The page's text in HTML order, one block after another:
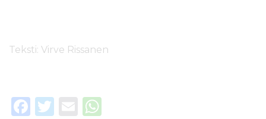
Teksti: Virve Rissanen
F
T
E